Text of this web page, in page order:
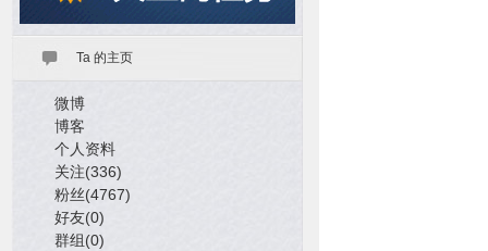
Ta 的主页
微博
博客
个人资料
关注(336)
粉丝(4767)
好友(0)
群组(0)